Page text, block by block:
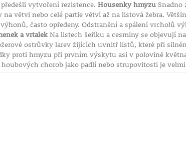
vytvoření rezistence. Housenky hmyzuSnadno
větvi nebo celé partie větví až na listová žebra.
často opředeny. Odstranění a spálení vrcholů
a vrtalekNa listech šeříku a cesmíny se objevují
ostrůvky larev žijících uvnitř listů, které při
proti hmyzu při prvním výskytu asi v polovině
chorob jako padlí nebo strupovitosti je